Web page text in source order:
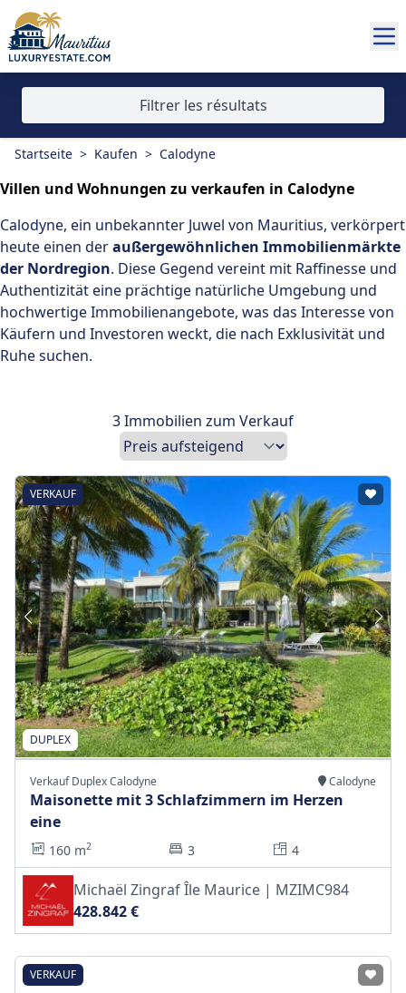
Startseite > Kaufen > Calodyne
Filtrer les résultats
Villen und Wohnungen zu verkaufen in Calodyne
Calodyne, ein unbekannter Juwel von Mauritius, verkörpert
heute einen deraußergewöhnlichen Immobilienmärkte
der Nordregion. Diese Gegend vereint mit Raffinesse und
Authentizität eine prächtige natürliche Umgebung und
hochwertige Immobilienangebote, was das Interesse von
Käufern und Investoren weckt, die nach Exklusivität und
Ruhe suchen.
3 Immobilien zum Verkauf
VERKAUF
DUPLEX
Verkauf Duplex Calodyne Calodyne
Maisonette mit 3 Schlafzimmern im Herzen
eine
160 m2 3 4
Michaël Zingraf Île Maurice | MZIMC984
428.842 €
VERKAUF